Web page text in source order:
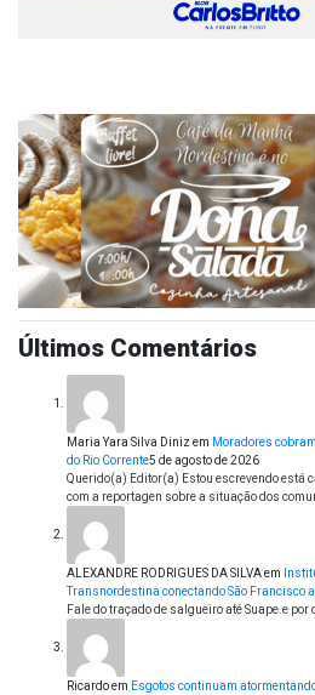
Últimos Comentários
Maria Yara Silva Diniz em Moradores
do Rio Corrente5 de agosto de 2026
Querido(a) Editor(a) Estou escrevendo está
com a reportagen sobre a situação dos
ALEXANDRE RODRIGUES DA SILVAem
Transnordestina conectando São Francisco
Fale do traçado de salgueiro até Suape.e
Ricardoem Esgotos continuam